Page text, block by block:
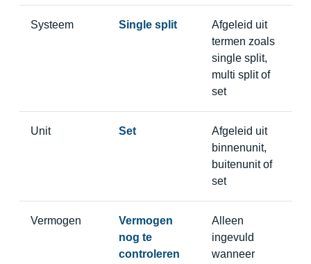
Systeem Single split
Afgeleid uit
termen zoals
single split,
multi split of
set
Unit Set
Afgeleid uit
binnenunit,
buitenunit of
set
Vermogen
Vermogen
nog te
controleren
Alleen
ingevuld
wanneer